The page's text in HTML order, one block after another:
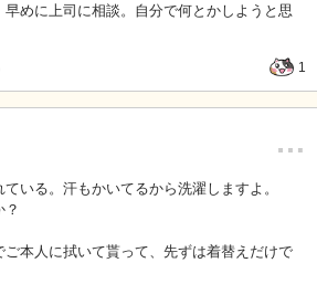
めに上司に相談。自分で何とかしようと思
1
…
いる。汗もかいてるから洗濯しますよ。
本人に拭いて貰って、先ずは着替えだけで